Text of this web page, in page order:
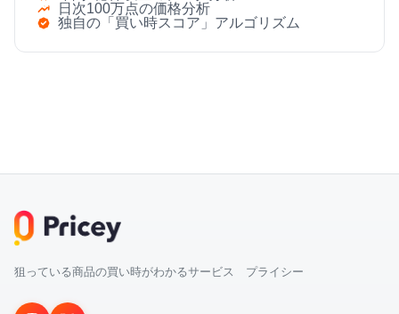
日次100万点の価格分析
独自の「買い時スコア」アルゴリズム
狙っている商品の買い時がわかるサービス プライシー